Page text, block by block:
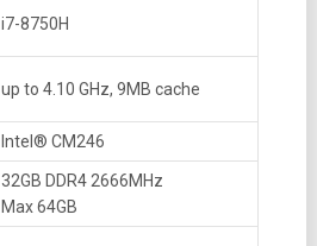
i7-8750H
up to 4.10 GHz, 9MB cache
Intel® CM246
32GB DDR4 2666MHz
Max 64GB